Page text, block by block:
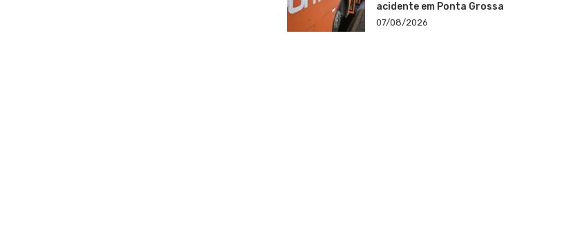
acidente em Ponta Grossa
07/08/2026